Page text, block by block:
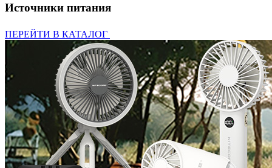
Источники питания
ПЕРЕЙТИ В КАТАЛОГ